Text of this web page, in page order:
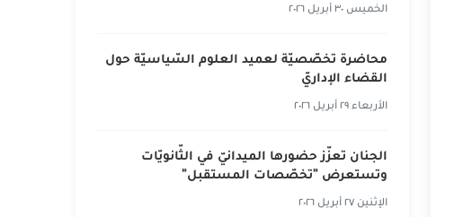
الخميس ٣٠ أبريل ٢٠٢٦
محاضرة تخصّصيّة لعميد العلوم السّياسيّة حول
القضاء الإداريّ
الأربعاء ٢٩ أبريل ٢٠٢٦
الجنان تعزّز حضورها الميدانيّ في الثّانويّات
وتستعرض "تخصّصات المستقبل"
الإثنين ٢٧ أبريل ٢٠٢٦